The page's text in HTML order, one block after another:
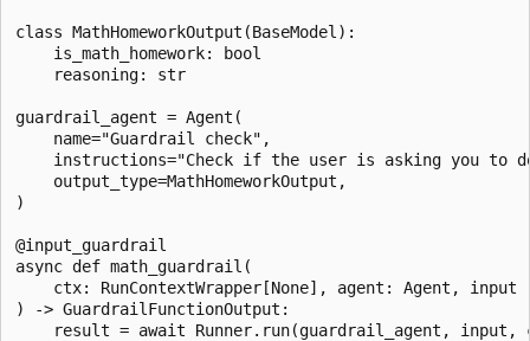
class MathHomeworkOutput(BaseModel):
    is_math_homework: bool
    reasoning: str
guardrail_agent = Agent(
    name="Guardrail check",
instructions="Check if the user is asking you to
    output_type=MathHomeworkOutput,
)
@input_guardrail
async def math_guardrail(
    ctx: RunContextWrapper[None], agent: Agent, input
) -> GuardrailFunctionOutput:
result = await Runner.run(guardrail_agent, input,